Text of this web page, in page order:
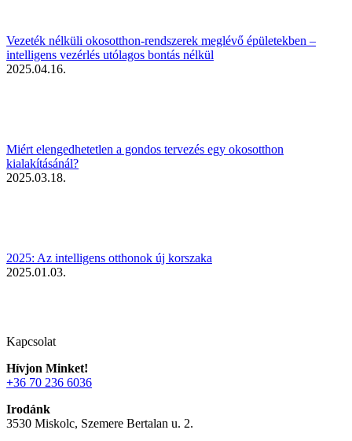
Vezeték nélküli okosotthon-rendszerek meglévő épületekben –
intelligens vezérlés utólagos bontás nélkül
2025.04.16.
Miért elengedhetetlen a gondos tervezés egy okosotthon
kialakításánál?
2025.03.18.
2025: Az intelligens otthonok új korszaka
2025.01.03.
Kapcsolat
Hívjon Minket!
+36 70 236 6036
Irodánk
3530 Miskolc, Szemere Bertalan u. 2.